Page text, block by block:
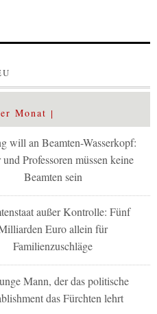
Monat
will an Beamten-Wasserkopf:
Professoren müssen keine
Beamten sein
außer Kontrolle: Fünf
Euro allein für
Familienzuschläge
Mann, der das politische
das Fürchten lehrt